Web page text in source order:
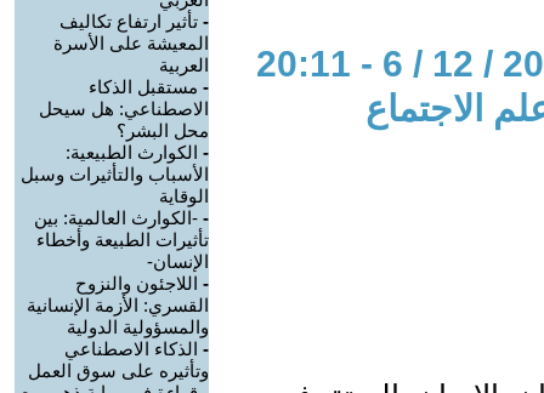
الاجتماع
- تأثير ارتفاع تكاليف
المعيشة على الأسرة
العربية
- مستقبل الذكاء
الاصطناعي: هل سيحل
محل البشر؟
- الكوارث الطبيعية:
الأسباب والتأثيرات وسبل
الوقاية
- -الكوارث العالمية: بين
تأثيرات الطبيعة وأخطاء
الإنسان-
- اللاجئون والنزوح
القسري: الأزمة الإنسانية
والمسؤولية الدولية
- الذكاء الاصطناعي
وتأثيره على سوق العمل